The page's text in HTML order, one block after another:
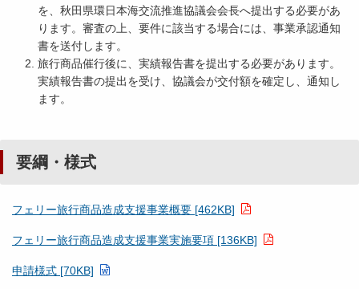
を、秋田県環日本海交流推進協議会会長へ提出する必要があ
ります。審査の上、要件に該当する場合には、事業承認通知
書を送付します。
旅行商品催行後に、実績報告書を提出する必要があります。
実績報告書の提出を受け、協議会が交付額を確定し、通知し
ます。
要綱・様式
フェリー旅行商品造成支援事業概要 [462KB]
フェリー旅行商品造成支援事業実施要項 [136KB]
申請様式 [70KB]